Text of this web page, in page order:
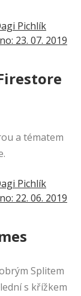
Pichlík
23. 07. 2019
a tématem
Pichlík
22. 06. 2019
Splitem
s křížkem